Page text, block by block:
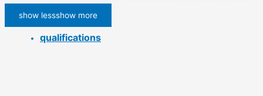
show lessshow more
qualifications